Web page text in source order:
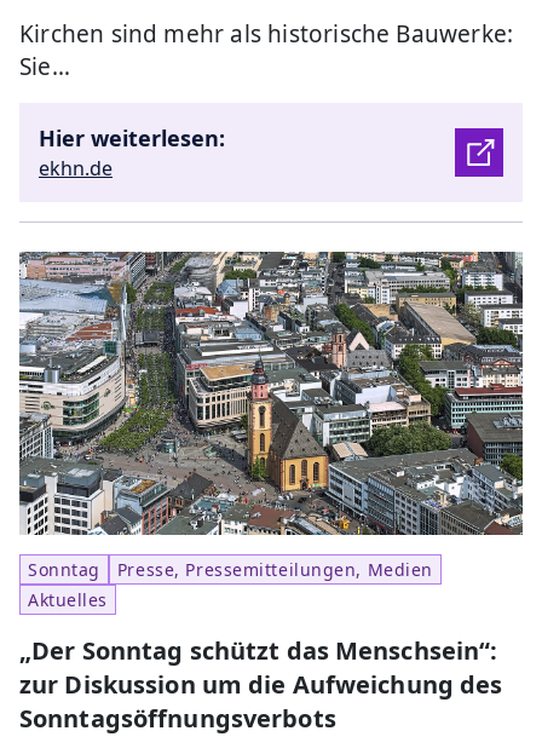
Kirchen sind mehr als historische Bauwerke:
Sie…
Hier weiterlesen:
ekhn.de
Sonntag
Presse, Pressemitteilungen, Medien
Aktuelles
„Der Sonntag schützt das Menschsein“:
zur Diskussion um die Aufweichung des
Sonntagsöffnungsverbots